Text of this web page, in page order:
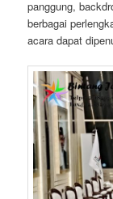
panggung,
berbagai
acara dapat